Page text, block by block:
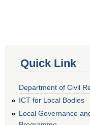
Quick Link
Department of Civil
ICT for Local Bodies
Local Governance